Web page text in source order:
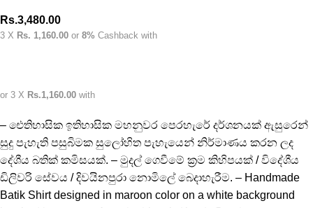
Rs.3,480.00
3 X Rs. 1,160.00 or 8% Cashback with
or 3 X Rs.1,160.00 with
– ඓතිහාසික ඉතිහාසික මහනුවර පෙරහැරේ දර්ශනයක් ඇසුරෙන්
සුදු පැහැති පසුබිමක සුලෝහිත පැහැයෙන් නිර්මාණය කරන ලද
දේශීය බතික් කමිසයක්. – මුදල් ගෙවීමේ ක්‍රම කිහිපයක් / විදේශීය
ඩිලිවරි සේවය / දිවයිනපුරා නොමිලේ බෙදාහැරීම. – Handmade
Batik Shirt designed in maroon color on a white background